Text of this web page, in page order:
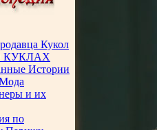
Кукол
КУКЛАХ
Истории
и их
по